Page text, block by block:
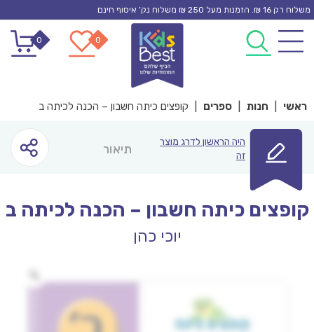
Skip
content
משלוח רק 16 ₪. הזמנות מעל 250 ₪ משלוח נק’ איסוף חינם
0
0
ראשי חנות ספרים קופצים כיתה חשבון – הכנה לכיתה ב
היה הראשון לדרג מוצר
זה
תיאור
קופצים כיתה חשבון – הכנה לכיתה ב
יוכי כהן